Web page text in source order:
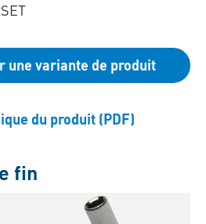
une variante de produit
du produit (PDF)
fin